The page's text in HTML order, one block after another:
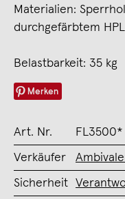
Materialien:
durchgefärbtem
Belastbarkeit: 35 kg
Merken
Art. Nr. FL3500*
Verkäufer
Sicherheit